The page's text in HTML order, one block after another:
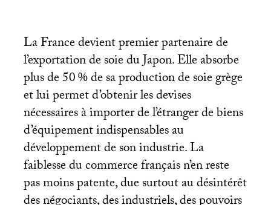
La France devient premier partenaire de
l’exportation de soie du Japon. Elle absorbe
plus de 50% de sa production de soie grège
et lui permet d’obtenir les devises
nécessaires à importer de l’étranger de biens
d’équipement indispensables au
développement de son industrie. La
faiblesse du commerce français n’en reste
pas moins patente, due surtout au désintérêt